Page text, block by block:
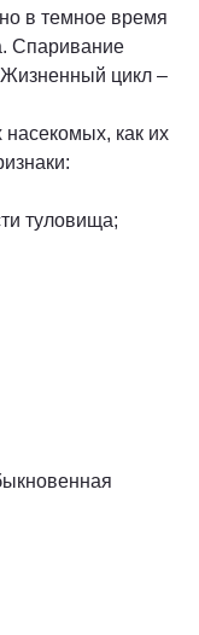
в темное время
Спаривание
цикл –
насекомых, как их
туловища;